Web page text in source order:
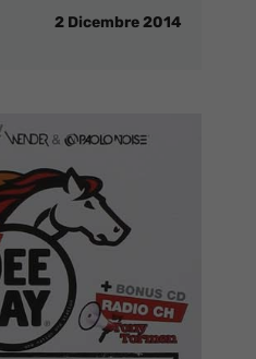
2 Dicembre 2014